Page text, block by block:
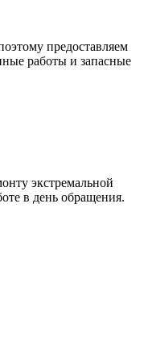
предоставляем
работы и запасные
экстремальной
в день обращения.